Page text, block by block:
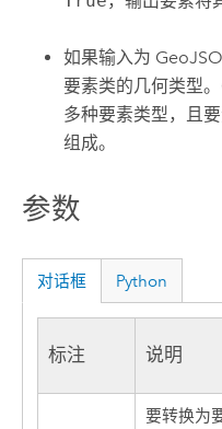
如果输入为
要素类的几何类型
多种要素类型，且
组成。
参数
对话框 Python
标注 说明
要转换为